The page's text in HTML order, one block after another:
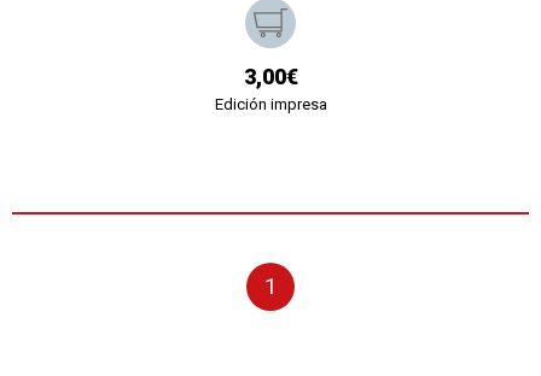
3,00€
Edición impresa
1